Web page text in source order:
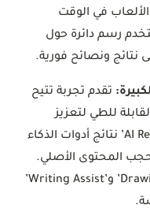
في الوقت
رسم دائرة حول
ونصائح فورية.
تقدم تجربة تتيح
للطي لتعزيز
الإنتاجية. تعرض ميزة ‘AI Results View’ نتائج أدوات الذكاء
المحتوى الأصلي.
كما تساعد أدوات مثل ‘Drawing Assist’ و’Writing Assist’